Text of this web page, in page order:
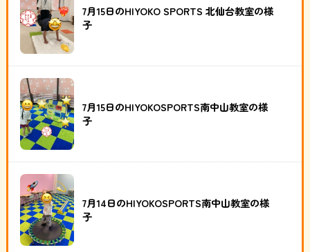
7月15日のHIYOKO SPORTS 北仙台教室の様
子
7月15日のHIYOKOSPORTS南中山教室の様
子
7月14日のHIYOKOSPORTS南中山教室の様
子